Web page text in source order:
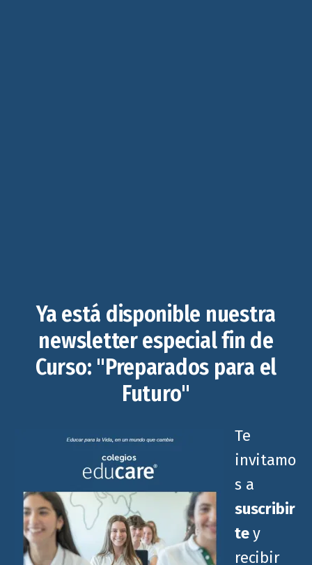
Ya está disponible nuestra
newsletter especial fin de
Curso: "Preparados para el
Futuro"
Te
invitamo
s a
suscribir
tey
recibir